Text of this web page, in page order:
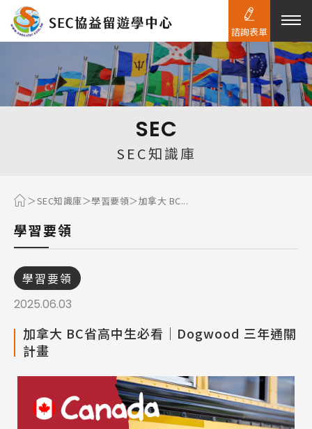
熱門搜尋：
SEC
SEC知識庫
SEC知識庫 學習要領 加拿大 BC...
學習要領
學習要領
2025.06.03
加拿大 BC省高中生必看｜Dogwood 三年通關
計畫
諮詢表單